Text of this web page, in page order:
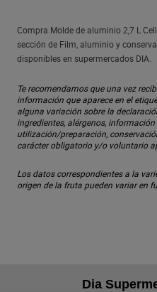
Compra Molde de aluminio 2,7 L
sección de Film, aluminio y
disponibles en supermercados DIA.
Te recomendamos que una vez
información que aparece en el
alguna variación sobre la
ingredientes, alérgenos,
utilización/preparación,
carácter obligatorio y/o voluntario
Los datos correspondientes a la
origen de la fruta pueden variar en
Dia